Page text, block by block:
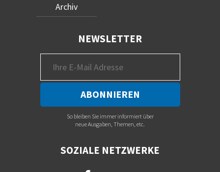
Archiv
NEWSLETTER
So bleiben Sie immer informiert über
neue Ausgaben, Themen, etc.
SOZIALE NETZWERKE